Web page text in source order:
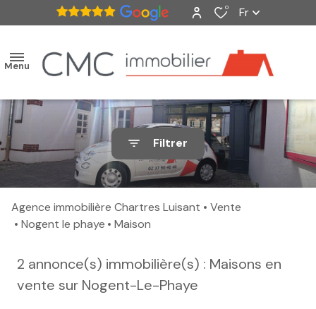
0 Fr
Menu
accueil
ventes
biens
estimation
Filtrer
Agence immobilière Chartres Luisant
Vente
Nogent le phaye
Maison
2 annonce(s) immobilière(s) : Maisons en
vente sur Nogent-Le-Phaye